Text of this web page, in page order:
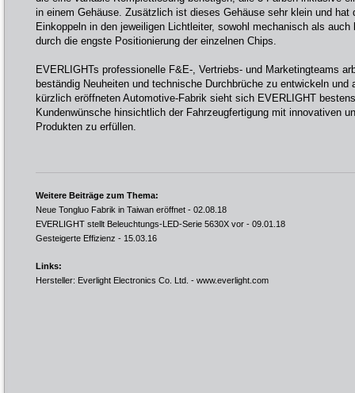
in einem Gehäuse. Zusätzlich ist dieses Gehäuse sehr klein und hat
Einkoppeln in den jeweiligen Lichtleiter, sowohl mechanisch als
durch die engste Positionierung der einzelnen Chips.
EVERLIGHTs professionelle F&E-, Vertriebs- und Marketingteams
beständig Neuheiten und technische Durchbrüche zu entwickeln und
kürzlich eröffneten Automotive-Fabrik sieht sich EVERLIGHT
Kundenwünsche hinsichtlich der Fahrzeugfertigung mit innovativen
Produkten zu erfüllen.
Weitere Beiträge zum Thema:
Neue Tongluo Fabrik in Taiwan eröffnet - 02.08.18
EVERLIGHT stellt Beleuchtungs-LED-Serie 5630X vor - 09.01.18
Gesteigerte Effizienz - 15.03.16
Links:
Hersteller: Everlight Electronics Co. Ltd. - www.everlight.com